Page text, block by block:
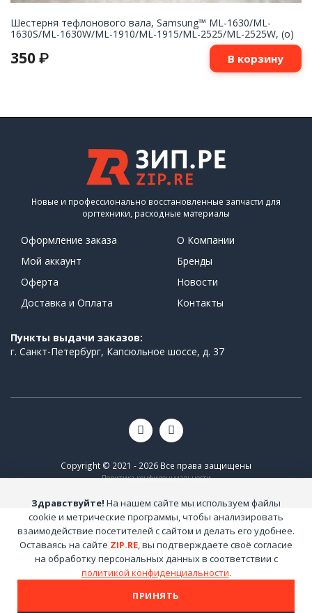
Шестерня тефлонового вала, Samsung™ ML-1630/ML-
1630S/ML-1630W/ML-1910/ML-1915/ML-2525/ML-2525W, (о)
350 ₽ В корзину
Новые и профессионально восстановленные запчасти для
оргтехники, расходные материалы
Оформление заказа
Мой аккаунт
Оферта
Доставка и Оплата
О Компании
Бренды
Новости
Контакты
Пункты выдачи заказов:
г. Санкт-Петербург, Капсюльное шоссе, д. 37
Copyright © 2021 - 2026 Все права защищены
Политика конфиденциальности
Здравствуйте! На нашем сайте мы используем файлы
cookie и метрические программы, чтобы анализировать
взаимодействие посетителей с сайтом и делать его удобнее.
Оставаясь на сайте ZIP.RE, вы подтверждаете своё согласие
на обработку персональных данных в соответствии с
политикой конфиденциальности.
ПРИНЯТЬ